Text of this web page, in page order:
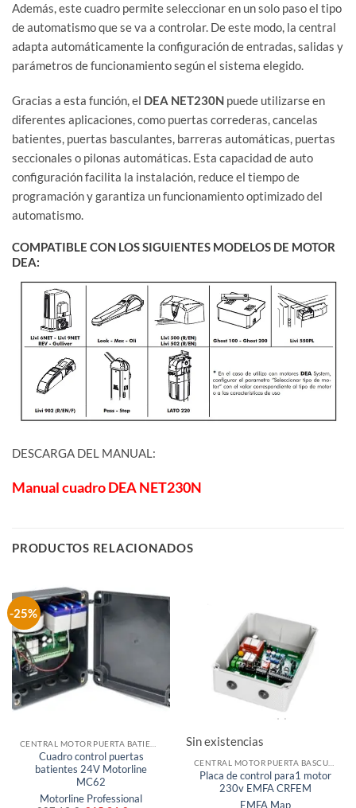
Además, este cuadro permite seleccionar en un solo paso el tipo
de automatismo que se va a controlar. De este modo, la central
adapta automáticamente la configuración de entradas, salidas y
parámetros de funcionamiento según el sistema elegido.
Gracias a esta función, el DEA NET230N puede utilizarse en
diferentes aplicaciones, como puertas correderas, cancelas
batientes, puertas basculantes, barreras automáticas, puertas
seccionales o pilonas automáticas. Esta capacidad de auto
configuración facilita la instalación, reduce el tiempo de
programación y garantiza un funcionamiento optimizado del
automatismo.
COMPATIBLE CON LOS SIGUIENTES MODELOS DE MOTOR
DEA:
DESCARGA DEL MANUAL:
Manual cuadro DEA NET230N
PRODUCTOS RELACIONADOS
-25%
Cuadro control puertas
batientes 24V Motorline
MC62
Motorline Professional
Sin existencias
Placa de control para1 motor
230v EMFA CRFEM
EMFA Map